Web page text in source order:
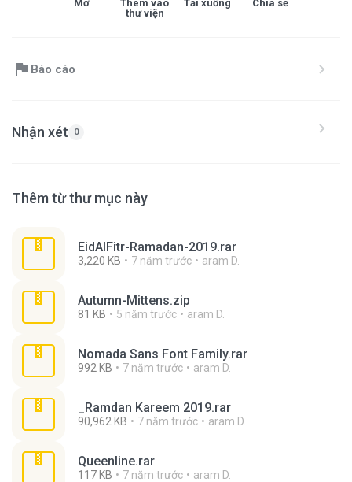
Mở
Thêm vào
thư viện
Tải xuống Chia sẻ
Báo cáo
Nhận xét 0
Thêm từ thư mục này
EidAlFitr-Ramadan-2019.rar
3,220 KB 7 năm trước aram D.
Autumn-Mittens.zip
81 KB 5 năm trước aram D.
Nomada Sans Font Family.rar
992 KB 7 năm trước aram D.
_Ramdan Kareem 2019.rar
90,962 KB 7 năm trước aram D.
Queenline.rar
117 KB 7 năm trước aram D.